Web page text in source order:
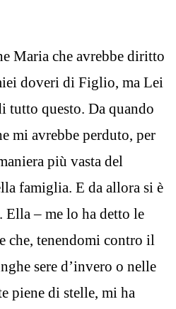
Maria che avrebbe diritto
doveri di Figlio, ma Lei
tutto questo. Da quando
mi avrebbe perduto, per
più vasta del
famiglia. E da allora si è
Ella – me lo ha detto le
che, tenendomi contro il
sere d’invero o nelle
piene di stelle, mi ha